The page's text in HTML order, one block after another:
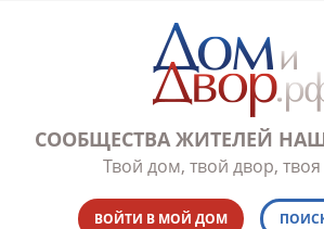
СООБЩЕСТВА ЖИТЕЛЕЙ
Твой дом, твой двор,
ВОЙТИ В МОЙ ДОМ